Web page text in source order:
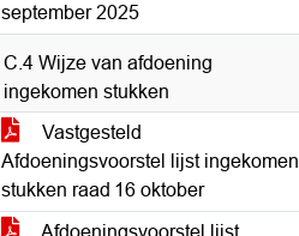
september 2025
C.4 Wijze van afdoening
ingekomen stukken
Vastgesteld
Afdoeningsvoorstel lijst ingekomen
stukken raad 16 oktober
Afdoeningsvoorstel lijst